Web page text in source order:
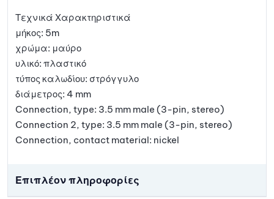
Τεχνικά Χαρακτηριστικά
μήκος: 5m
χρώμα: μαύρο
υλικό: πλαστικό
τύπος καλωδίου: στρόγγυλο
διάμετρος: 4 mm
Connection, type: 3.5 mm male (3-pin, stereo)
Connection 2, type: 3.5 mm male (3-pin, stereo)
Connection, contact material: nickel
Επιπλέον πληροφορίες